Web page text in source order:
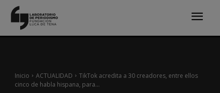
Inicio ACTUALIDAD
TikTok acredita a 30 creadores, entre ellos
cinco de habla hispana, para...